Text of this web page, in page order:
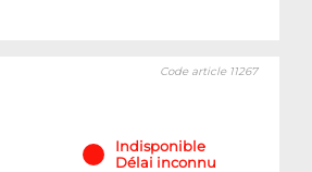
Code article 11267
Indisponible
Délai inconnu